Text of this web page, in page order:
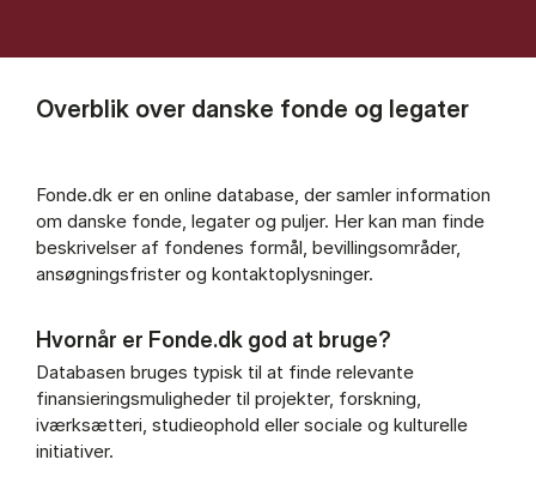
Overblik over danske fonde og legater
Fonde.dk er en online database, der samler information
om danske fonde, legater og puljer. Her kan man finde
beskrivelser af fondenes formål, bevillingsområder,
ansøgningsfrister og kontaktoplysninger.
Hvornår er Fonde.dk god at bruge?
Databasen bruges typisk til at finde relevante
finansieringsmuligheder til projekter, forskning,
iværksætteri, studieophold eller sociale og kulturelle
initiativer.